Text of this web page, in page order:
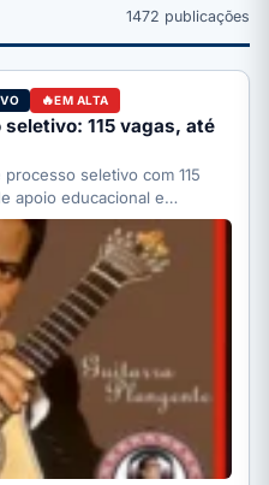
1472 publicações
EM ALTA
115 vagas, até
seletivo com 115
apoio educacional e